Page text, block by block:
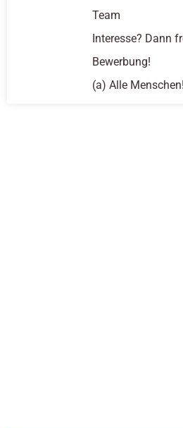
Team
Interesse? Dann
Bewerbung!
(a) Alle Menschen!